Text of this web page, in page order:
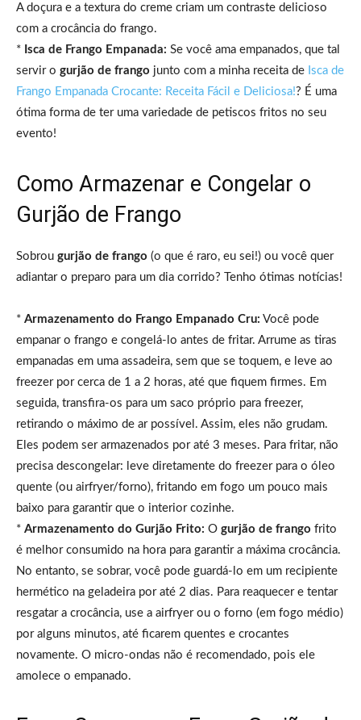
A doçura e a textura do creme criam um contraste delicioso
com a crocância do frango.
* Isca de Frango Empanada: Se você ama empanados, que tal
servir o gurjão de frango junto com a minha receita de Isca de
Frango Empanada Crocante: Receita Fácil e Deliciosa!? É uma
ótima forma de ter uma variedade de petiscos fritos no seu
evento!
Como Armazenar e Congelar o
Gurjão de Frango
Sobrou gurjão de frango (o que é raro, eu sei!) ou você quer
adiantar o preparo para um dia corrido? Tenho ótimas notícias!
* Armazenamento do Frango Empanado Cru: Você pode
empanar o frango e congelá-lo antes de fritar. Arrume as tiras
empanadas em uma assadeira, sem que se toquem, e leve ao
freezer por cerca de 1 a 2 horas, até que fiquem firmes. Em
seguida, transfira-os para um saco próprio para freezer,
retirando o máximo de ar possível. Assim, eles não grudam.
Eles podem ser armazenados por até 3 meses. Para fritar, não
precisa descongelar: leve diretamente do freezer para o óleo
quente (ou airfryer/forno), fritando em fogo um pouco mais
baixo para garantir que o interior cozinhe.
* Armazenamento do Gurjão Frito: O gurjão de frango frito
é melhor consumido na hora para garantir a máxima crocância.
No entanto, se sobrar, você pode guardá-lo em um recipiente
hermético na geladeira por até 2 dias. Para reaquecer e tentar
resgatar a crocância, use a airfryer ou o forno (em fogo médio)
por alguns minutos, até ficarem quentes e crocantes
novamente. O micro-ondas não é recomendado, pois ele
amolece o empanado.